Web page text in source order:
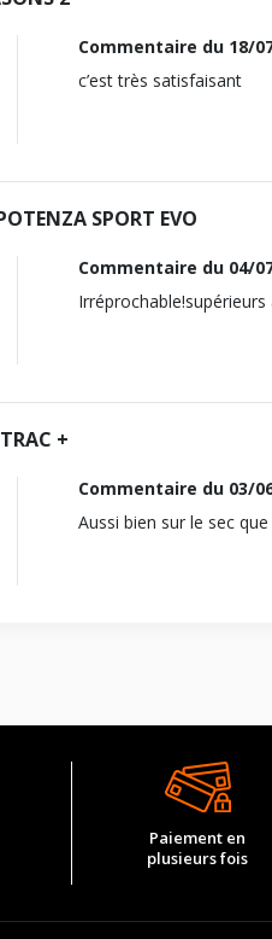
nous vous conseillons de contacter
nous vous conseillons de contacter
Commentaire du 18/
c’est très satisfaisant
SPORT EVO
Commentaire du 04/
+
Commentaire du 03/
Aussi bien sur le sec
Paiement en
plusieurs fois